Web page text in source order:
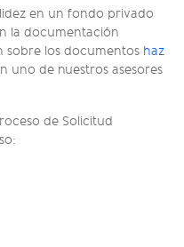
en un fondo privado
la documentación
sobre los documentos haz
uno de nuestros asesores
de Solicitud